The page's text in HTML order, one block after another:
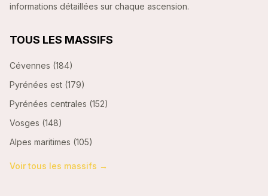
informations détaillées sur chaque ascension.
TOUS LES MASSIFS
Cévennes (184)
Pyrénées est (179)
Pyrénées centrales (152)
Vosges (148)
Alpes maritimes (105)
Voir tous les massifs →